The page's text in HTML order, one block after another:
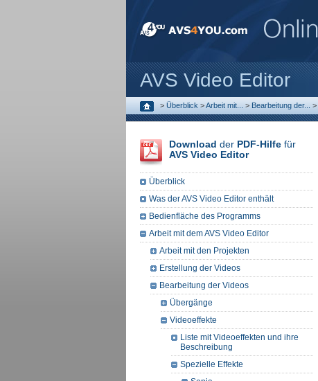
AVS Video Editor
> Überblick >Arbeit mit... > Bearbeitung der... >
Download der PDF-Hilfe für
AVS Video Editor
Überblick
Was der AVS Video Editor enthält
Bedienfläche des Programms
Arbeit mit dem AVS Video Editor
Arbeit mit den Projekten
Erstellung der Videos
Bearbeitung der Videos
Übergänge
Videoeffekte
Liste mit Videoeffekten und ihre
Beschreibung
Spezielle Effekte